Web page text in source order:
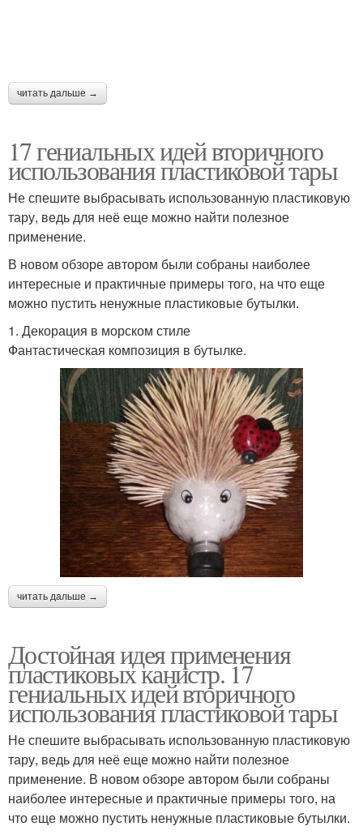
читать дальше →
17 гениальных идей вторичного
использования пластиковой тары
Не спешите выбрасывать использованную пластиковую
тару, ведь для неё еще можно найти полезное
применение.
В новом обзоре автором были собраны наиболее
интересные и практичные примеры того, на что еще
можно пустить ненужные пластиковые бутылки.
1. Декорация в морском стиле
Фантастическая композиция в бутылке.
читать дальше →
Достойная идея применения
пластиковых канистр. 17
гениальных идей вторичного
использования пластиковой тары
Не спешите выбрасывать использованную пластиковую
тару, ведь для неё еще можно найти полезное
применение. В новом обзоре автором были собраны
наиболее интересные и практичные примеры того, на
что еще можно пустить ненужные пластиковые бутылки.